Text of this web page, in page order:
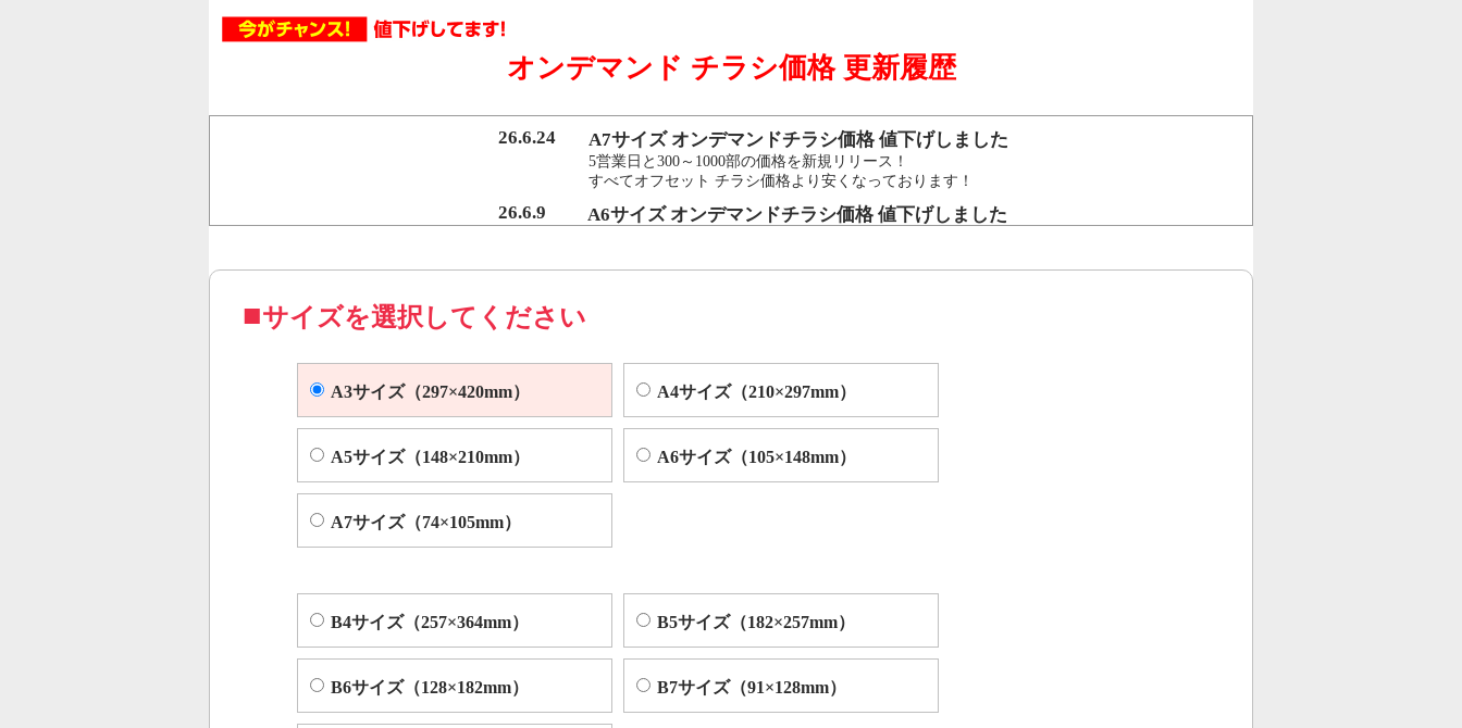
行うことで、従来のオンデマンド印刷機よりも
オフセット印刷に近い品質を実現いたしました。
コピー機やレーザープリンター等によくある色ムラや汚れを、発生する前に検出し自動的に修正する技術。
オンデマンド チラシ価格 更新履歴
26.6.24 A7サイズ オンデマンドチラシ価格 値下げしました
5営業日と300～1000部の価格を新規リリース！
すべてオフセット チラシ価格より安くなっております！
26.6.9 A6サイズ オンデマンドチラシ価格 値下げしました
サイズを選択してください
A3サイズ（297×420mm） A4サイズ（210×297mm）
A5サイズ（148×210mm） A6サイズ（105×148mm）
A7サイズ（74×105mm）
B4サイズ（257×364mm） B5サイズ（182×257mm）
B6サイズ（128×182mm） B7サイズ（91×128mm）